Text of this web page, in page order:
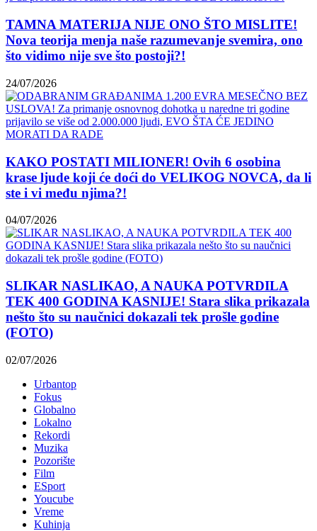
TAMNA MATERIJA NIJE ONO ŠTO MISLITE!
Nova teorija menja naše razumevanje svemira, ono
što vidimo nije sve što postoji?!
24/07/2026
KAKO POSTATI MILIONER! Ovih 6 osobina
krase ljude koji će doći do VELIKOG NOVCA, da li
ste i vi među njima?!
04/07/2026
SLIKAR NASLIKAO, A NAUKA POTVRDILA
TEK 400 GODINA KASNIJE! Stara slika prikazala
nešto što su naučnici dokazali tek prošle godine
(FOTO)
02/07/2026
Urbantop
Fokus
Globalno
Lokalno
Rekordi
Muzika
Pozorište
Film
ESport
Youcube
Vreme
Kuhinja